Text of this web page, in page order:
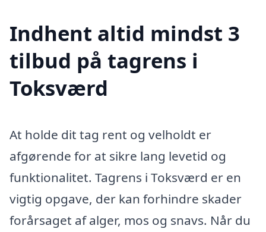
Indhent altid mindst 3
tilbud på tagrens i
Toksværd
At holde dit tag rent og velholdt er
afgørende for at sikre lang levetid og
funktionalitet. Tagrens i Toksværd er en
vigtig opgave, der kan forhindre skader
forårsaget af alger, mos og snavs. Når du